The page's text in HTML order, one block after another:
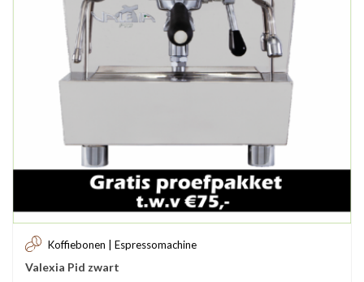
Koffiebonen | Espressomachine
Valexia Pid zwart